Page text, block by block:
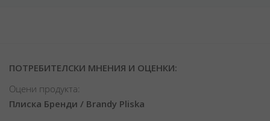
ПОТРЕБИТЕЛСКИ МНЕНИЯ И ОЦЕНКИ:
Оцени продукта:
Плиска Бренди / Brandy Pliska